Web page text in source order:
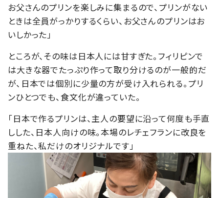
お父さんのプリンを楽しみに集まるので、プリンがない
ときは全員がっかりするくらい、お父さんのプリンはお
いしかった」
ところが、その味は日本人には甘すぎた。フィリピンで
は大きな器でたっぷり作って取り分けるのが一般的だ
が、日本では個別に少量の方が受け入れられる。プリ
ンひとつでも、食文化が違っていた。
「日本で作るプリンは、主人の要望に沿って何度も手直
しした、日本人向けの味。本場のレチェフランに改良を
重ねた、私だけのオリジナルです」